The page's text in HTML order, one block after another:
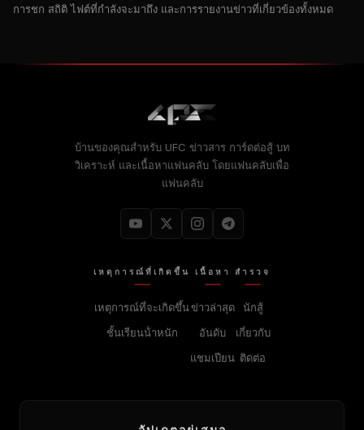
การชก สถิติ ไฟต์ที่กําลังจะมาถึง และการรายงานข่าวที่เกี่ยวข้องทั้งหมด
บ้านของคุณสําหรับ UFC ข่าวสาร การ์ดต่อสู้ บท
วิเคราะห์ และเนื้อหาแฟนคลับ โดยแฟนคลับเพื่อ
แฟนคลับ
เหตุการณ์ที่เกิดขึ้น
เหตุการณ์ที่จะเกิดขึ้น
ชั้นเรียนน้ําหนัก
เนื้อหา
ข่าวล่าสุด
อันดับ
แชมเปียน
สํารวจ
นักสู้
เกี่ยวกับ
ติดต่อ